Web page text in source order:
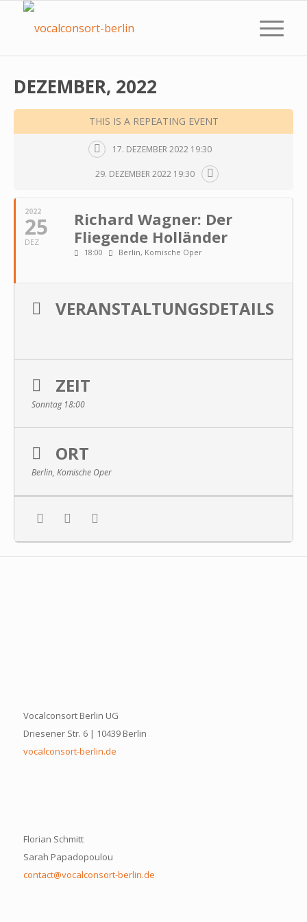
DEZEMBER, 2022
THIS IS A REPEATING EVENT
17. DEZEMBER 2022 19:30
29. DEZEMBER 2022 19:30
2022
25
DEZ
Richard Wagner: Der
Fliegende Holländer
18:00 Berlin, Komische Oper
VERANSTALTUNGSDETAILS
ZEIT
Sonntag 18:00
ORT
Berlin, Komische Oper
Vocalconsort Berlin UG
Driesener Str. 6 | 10439 Berlin
vocalconsort-berlin.de
Florian Schmitt
Sarah Papadopoulou
contact@vocalconsort-berlin.de